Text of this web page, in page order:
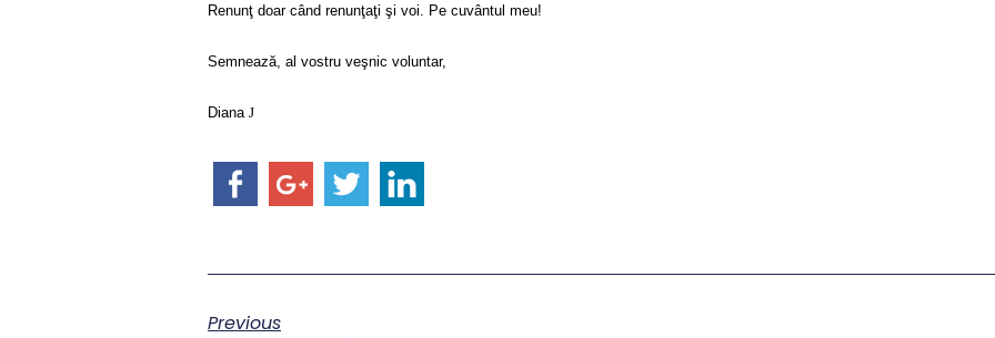
Renunţ doar când renunţaţi şi voi. Pe cuvântul meu!
Semnează, al vostru veşnic voluntar,
Diana J
Previous